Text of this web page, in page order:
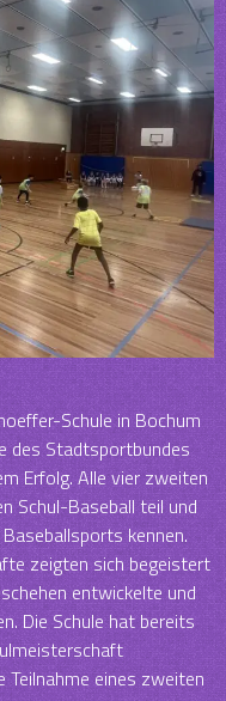
Schule in Bochum
des Stadtsportbundes
Erfolg. Alle vier zweiten
Schul-Baseball teil und
kennen.
zeigten sich begeistert
entwickelte und
Die Schule hat bereits
eines zweiten